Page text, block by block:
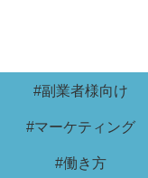
#副業者様向け
#マーケティング
#働き方